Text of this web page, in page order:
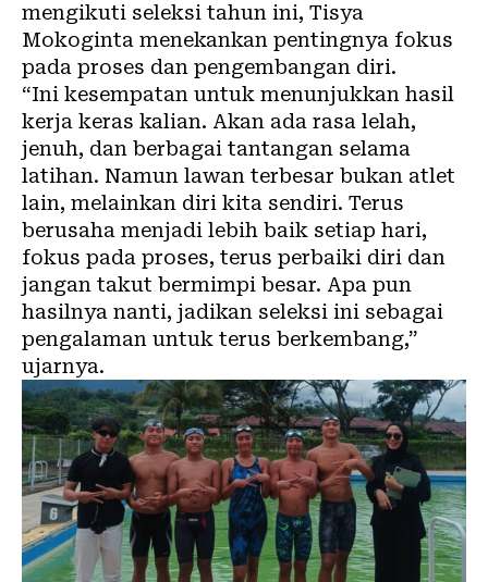
mengikuti seleksi tahun ini, Tisya
Mokoginta menekankan pentingnya fokus
pada proses dan pengembangan diri.
“Ini kesempatan untuk menunjukkan hasil
kerja keras kalian. Akan ada rasa lelah,
jenuh, dan berbagai tantangan selama
latihan. Namun lawan terbesar bukan atlet
lain, melainkan diri kita sendiri. Terus
berusaha menjadi lebih baik setiap hari,
fokus pada proses, terus perbaiki diri dan
jangan takut bermimpi besar. Apa pun
hasilnya nanti, jadikan seleksi ini sebagai
pengalaman untuk terus berkembang,”
ujarnya.